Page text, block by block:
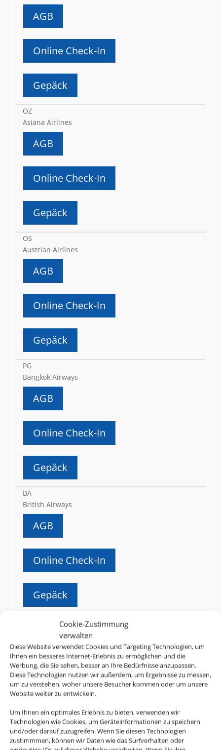
Cookie-Zustimmung
verwalten
Diese Website verwendet Cookies und Targeting Technologien, um
Ihnen ein besseres Internet-Erlebnis zu ermöglichen und die
Werbung, die Sie sehen, besser an Ihre Bedürfnisse anzupassen.
Diese Technologien nutzen wir außerdem, um Ergebnisse zu messen,
um zu verstehen, woher unsere Besucher kommen oder um unsere
Website weiter zu entwickeln.
Um Ihnen ein optimales Erlebnis zu bieten, verwenden wir
Technologien wie Cookies, um Geräteinformationen zu speichern
und/oder darauf zuzugreifen. Wenn Sie diesen Technologien
zustimmmen, können wir Daten wie das Surfverhalten oder
AGB
Online Check-In
Gepäck
OZ
Asiana Airlines
AGB
Online Check-In
Gepäck
OS
Austrian Airlines
AGB
Online Check-In
Gepäck
PG
Bangkok Airways
AGB
Online Check-In
Gepäck
BA
British Airways
AGB
Online Check-In
Gepäck
Brussels Airlines
AGB
Online Check-In
Gepäck
BW